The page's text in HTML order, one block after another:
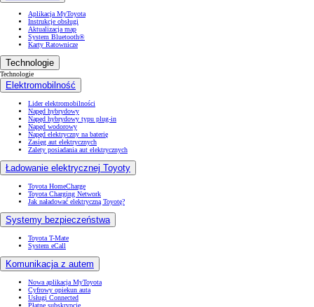
Aplikacja MyToyota
Instrukcje obsługi
Aktualizacja map
System Bluetooth®
Karty Ratownicze
Technologie
Technologie
Elektromobilność
Lider elektromobilności
Napęd hybrydowy
Napęd hybrydowy typu plug-in
Napęd wodorowy
Napęd elektryczny na baterię
Zasięg aut elektrycznych
Zalety posiadania aut elektrycznych
Ładowanie elektrycznej Toyoty
Toyota HomeCharge
Toyota Charging Network
Jak naładować elektryczną Toyotę?
Systemy bezpieczeństwa
Toyota T-Mate
System eCall
Komunikacja z autem
Nowa aplikacja MyToyota
Cyfrowy opiekun auta
Usługi Connected
Płatne subskrypcje